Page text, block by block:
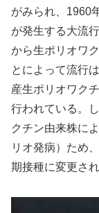
がみられ、1960
が発生する大流
から生ポリオワ
とによって流行
産生ポリオワク
行われている。
クチン由来株に
リオ発病）ため
期接種に変更され